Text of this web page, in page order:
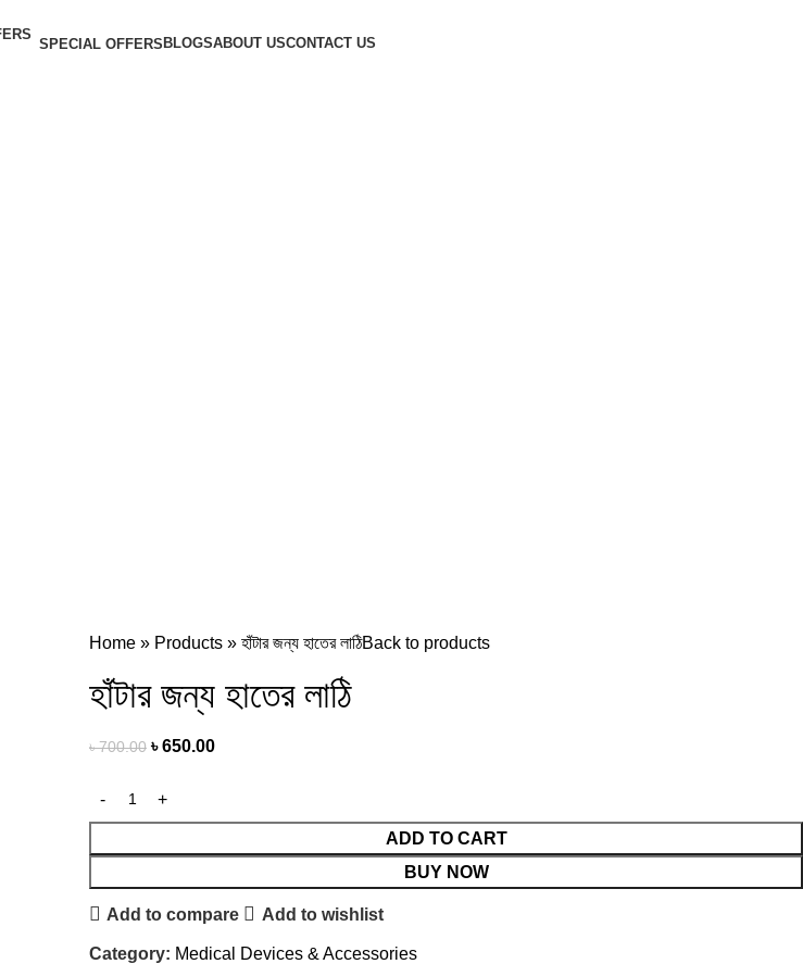
SPECIAL OFFERS BLOGSABOUT USCONTACT US
Home » Products » হাঁটার জন্য হাতের লাঠিBack to products
হাঁটার জন্য হাতের লাঠি
৳700.00 ৳650.00
ADD TO CART
BUY NOW
Add to compare Add to wishlist
Category: Medical Devices & Accessories